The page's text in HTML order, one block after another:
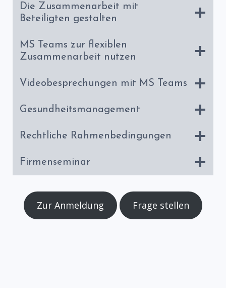
Die Zusammenarbeit mit
Beteiligten gestalten
MS Teams zur flexiblen
Zusammenarbeit nutzen
Videobesprechungen mit MS Teams
Gesundheitsmanagement
Rechtliche Rahmenbedingungen
Firmenseminar
Zur Anmeldung Frage stellen